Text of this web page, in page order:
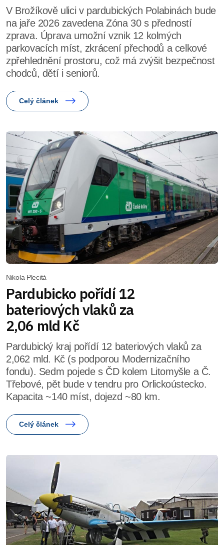
V Brožíkově ulici v pardubických Polabinách bude
na jaře 2026 zavedena Zóna 30 s předností
zprava. Úprava umožní vznik 12 kolmých
parkovacích míst, zkrácení přechodů a celkové
zpřehlednění prostoru, což má zvýšit bezpečnost
chodců, dětí i seniorů.
Celý článek
Nikola Plecitá
Pardubicko pořídí 12
bateriových vlaků za
2,06 mld Kč
Pardubický kraj pořídí 12 bateriových vlaků za
2,062 mld. Kč (s podporou Modernizačního
fondu). Sedm pojede s ČD kolem Litomyšle a Č.
Třebové, pět bude v tendru pro Orlickoústecko.
Kapacita ~140 míst, dojezd ~80 km.
Celý článek